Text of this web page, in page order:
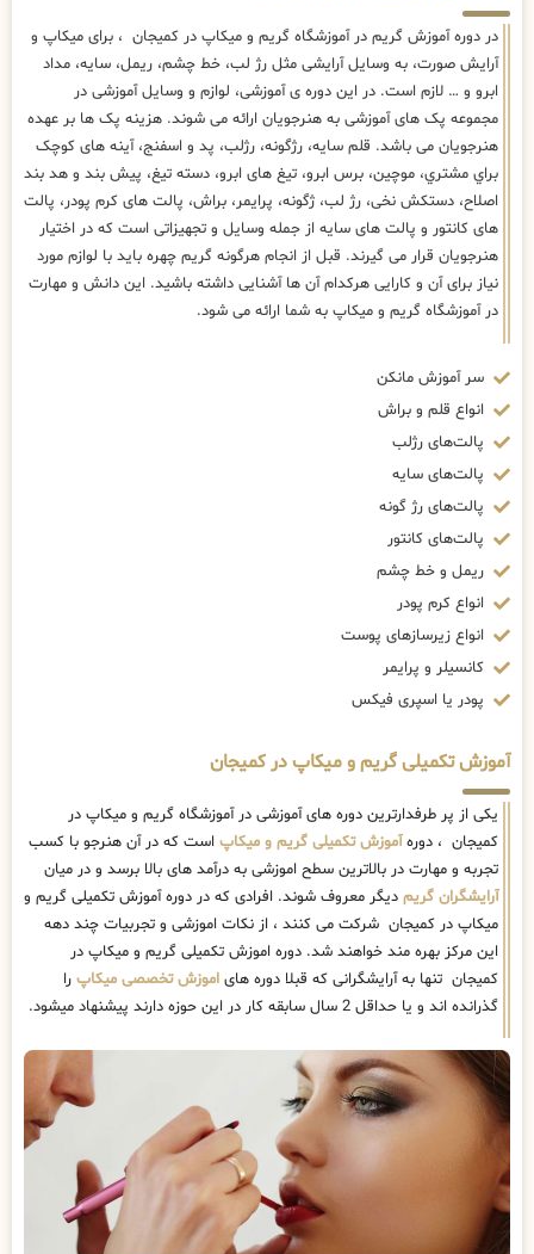
در دوره آموزش گریم در آموزشگاه گریم و میکاپ در کمیجان ، برای میکاپ و
آرایش صورت، به وسایل آرایشی مثل رژ لب، خط چشم، ریمل، سایه، مداد
ابرو و … لازم است. در این دوره ی آموزشی، لوازم و وسایل آموزشی در
مجموعه پک های آموزشی به هنرجویان ارائه می شوند. هزینه پک ها بر عهده
هنرجویان می باشد. قلم سایه، رژگونه، رژلب، پد و اسفنج، آینه های كوچک
براي مشتري، موچین، برس ابرو، تیغ های ابرو، دسته تیغ، پیش بند و هد بند
اصلاح، دستکش نخی، رژ لب، ژگونه، پرایمر، براش، پالت های کرم پودر، پالت
های کانتور و پالت های سایه از جمله وسایل و تجهیزاتی است که در اختیار
هنرجویان قرار می گیرند. قبل از انجام هرگونه گریم چهره باید با لوازم مورد
نیاز برای آن و کارایی هرکدام آن ها آشنایی داشته باشید. این دانش و مهارت
در آموزشگاه گریم و میکاپ به شما ارائه می شود.
سر آموزش مانکن
انواع قلم و براش
پالت‌های رژلب
پالت‌های سایه
پالت‌های رژ گونه
پالت‌های کانتور
ریمل و خط چشم
انواع کرم پودر
انواع زیرسازهای پوست
کانسیلر و پرایمر
پودر یا اسپری فیکس
آموزش تکمیلی گریم و میکاپ در کمیجان
یکی از پر طرفدارترین دوره های آموزشی در آموزشگاه گریم و میکاپ در
کمیجان ، دورهآموزش تکمیلی گریم و میکاپ است که در آن هنرجو با کسب
تجربه و مهارت در بالاترین سطح اموزشی به درآمد های بالا برسد و در میان
آرایشگران گریم دیگر معروف شوند. افرادی که در دوره آموزش تکمیلی گریم و
میکاپ در کمیجان شرکت می کنند ، از نکات اموزشی و تجربیات چند دهه
این مرکز بهره مند خواهند شد. دوره اموزش تکمیلی گریم و میکاپ در
کمیجان تنها به آرایشگرانی که قبلا دوره های اموزش تخصصی میکاپ را
گذرانده اند و یا حداقل 2 سال سابقه کار در این حوزه دارند پیشنهاد میشود.